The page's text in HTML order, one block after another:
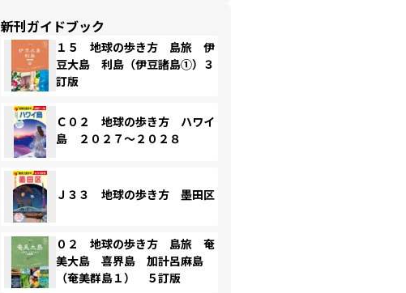
新刊ガイドブック
１５ 地球の歩き方 島旅 伊
豆大島 利島（伊豆諸島①）３
訂版
Ｃ０２ 地球の歩き方 ハワイ
島 ２０２７～２０２８
Ｊ３３ 地球の歩き方 墨田区
０２ 地球の歩き方 島旅 奄
美大島 喜界島 加計呂麻島
（奄美群島１） ５訂版